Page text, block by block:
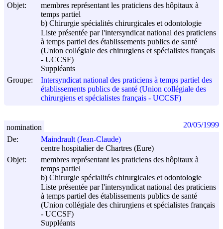
Objet:
membres représentant les praticiens des hôpitaux à
temps partiel
b) Chirurgie spécialités chirurgicales et odontologie
Liste présentée par l'intersyndicat national des praticiens
à temps partiel des établissements publics de santé
(Union collégiale des chirurgiens et spécialistes français
- UCCSF)
Suppléants
Groupe:
Intersyndicat national des praticiens à temps partiel des
établissements publics de santé (Union collégiale des
chirurgiens et spécialistes français - UCCSF)
De:
Maindrault (Jean-Claude)
centre hospitalier de Chartres (Eure)
Objet:
membres représentant les praticiens des hôpitaux à
temps partiel
b) Chirurgie spécialités chirurgicales et odontologie
Liste présentée par l'intersyndicat national des praticiens
à temps partiel des établissements publics de santé
(Union collégiale des chirurgiens et spécialistes français
- UCCSF)
Suppléants
nomination 20/05/1999